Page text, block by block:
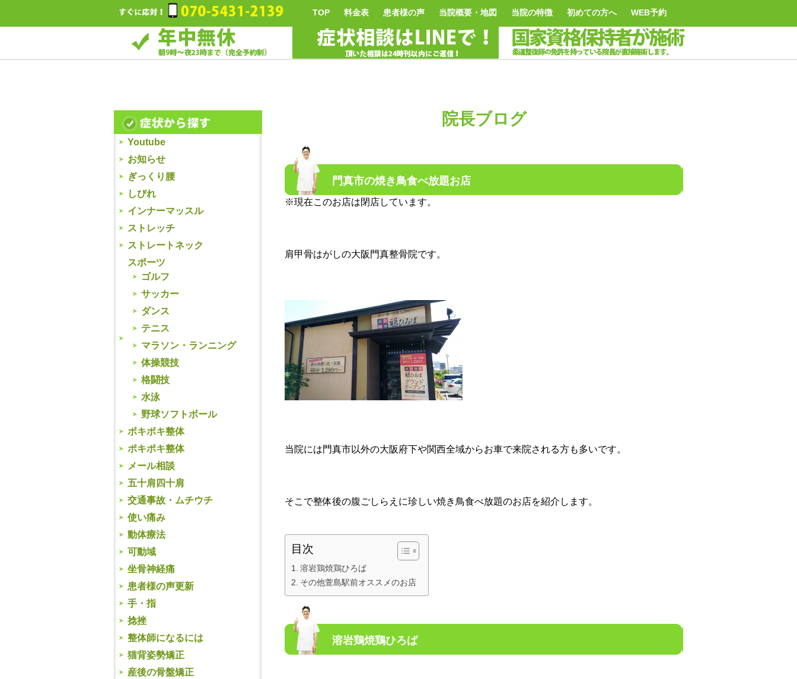
TOP 料金表 患者様の声 当院概要・地図 当院の特徴 初めての方へ WEB予約
Youtube
お知らせ
ぎっくり腰
しびれ
インナーマッスル
ストレッチ
ストレートネック
スポーツ
ゴルフ
サッカー
ダンス
テニス
マラソン・ランニング
体操競技
格闘技
水泳
野球ソフトボール
ボキボキ整体
ポキポキ整体
メール相談
五十肩四十肩
交通事故・ムチウチ
使い痛み
動体療法
可動域
坐骨神経痛
患者様の声更新
手・指
捻挫
整体師になるには
猫背姿勢矯正
産後の骨盤矯正
院長ブログ
門真市の焼き鳥食べ放題お店
※現在このお店は閉店しています。
肩甲骨はがしの大阪門真整骨院です。
当院には門真市以外の大阪府下や関西全域からお車で来院される方も多いです。
そこで整体後の腹ごしらえに珍しい焼き鳥食べ放題のお店を紹介します。
目次
溶岩鶏焼鶏ひろば
その他萱島駅前オススメのお店
溶岩鶏焼鶏ひろば